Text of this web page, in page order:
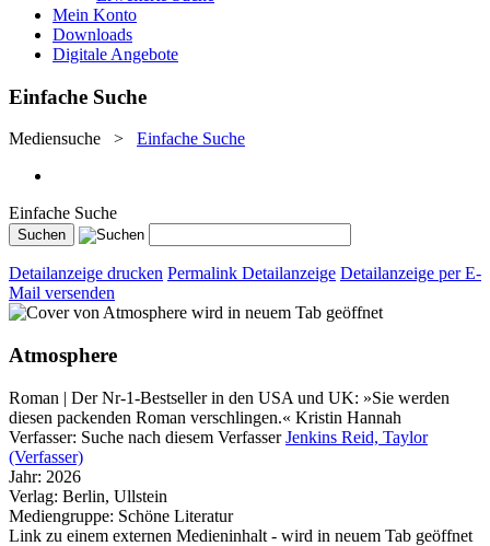
Mein Konto
Downloads
Digitale Angebote
Einfache Suche
Mediensuche > Einfache Suche
Einfache Suche
Detailanzeige drucken Permalink Detailanzeige Detailanzeige per E-
Mail versenden
wird in neuem Tab geöffnet
Atmosphere
Roman | Der Nr-1-Bestseller in den USA und UK: »Sie werden
diesen packenden Roman verschlingen.« Kristin Hannah
Verfasser: Suche nach diesem Verfasser Jenkins Reid, Taylor
(Verfasser)
Jahr: 2026
Verlag: Berlin, Ullstein
Mediengruppe: Schöne Literatur
Link zu einem externen Medieninhalt - wird in neuem Tab geöffnet